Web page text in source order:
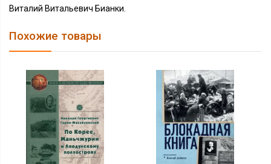
Виталий Витальевич Бианки.
Похожие товары